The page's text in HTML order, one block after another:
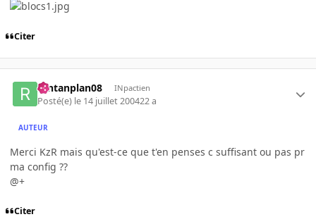
Citer
rantanplan08 INpactien
Posté(e) le 14 juillet 200422 a
AUTEUR
Merci KzR mais qu'est-ce que t'en penses c suffisant ou pas pr
ma config ??
@+
Citer